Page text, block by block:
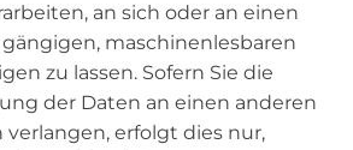
an sich oder an einen
maschinenlesbaren
zu lassen. Sofern Sie die
der Daten an einen anderen
erfolgt dies nur,